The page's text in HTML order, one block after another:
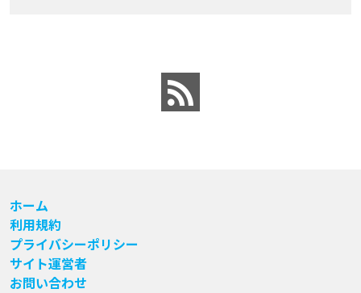
ホーム
利用規約
プライバシーポリシー
サイト運営者
お問い合わせ